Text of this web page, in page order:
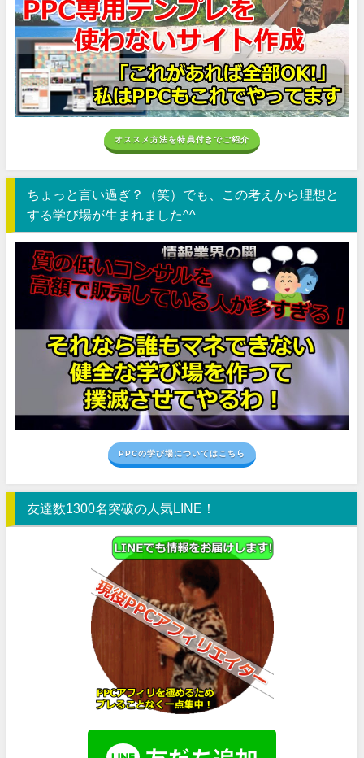
オススメ方法を特典付きでご紹介
ちょっと言い過ぎ？（笑）でも、この考えから理想と
する学び場が生まれました^^
PPCの学び場についてはこちら
友達数1300名突破の人気LINE！